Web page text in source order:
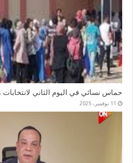
حماس نسائي في اليوم الثاني لانتخابات
11 نوفمبر، 2025